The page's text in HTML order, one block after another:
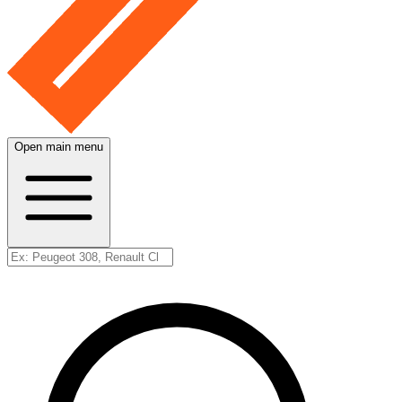
Open main menu